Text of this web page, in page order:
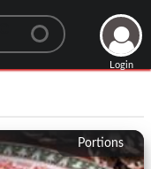
Login
Portions